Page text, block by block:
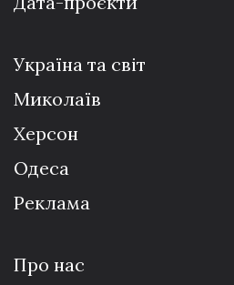
Україна та світ
Миколаїв
Херсон
Одеса
Реклама
Про нас